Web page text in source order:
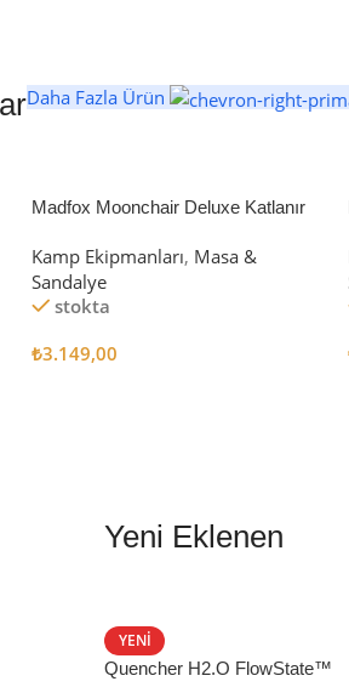
Daha Fazla Ürün
Madfox Moonchair Deluxe Katlanır
Kamp Ekipmanları, Masa &
Sandalye
stokta
₺3.149,00
Yeni Eklenen
YENI
Quencher H2.O FlowState™